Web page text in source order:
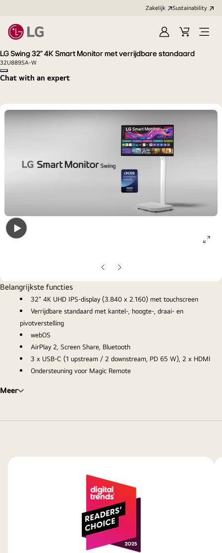
Zakelijk Sustainability
Aanmelden Open
LG Swing 32" 4K Smart Monitor met verrijdbare standaard
32U889SA-W
Copy model name
Chat with an expert
Vorige
dia
Volgende
dia
Belangrijkste functies
32" 4K UHD IPS-display (3.840 x 2.160) met touchscreen
Verrijdbare standaard met kantel-, hoogte-, draai- en
pivotverstelling
webOS
AirPlay 2, Screen Share, Bluetooth
3 x USB-C (1 upstream / 2 downstream, PD 65 W), 2 x HDMI
Ondersteuning voor Magic Remote
Meer